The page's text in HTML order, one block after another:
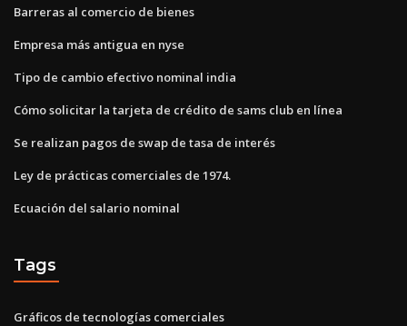
Barreras al comercio de bienes
Empresa más antigua en nyse
Tipo de cambio efectivo nominal india
Cómo solicitar la tarjeta de crédito de sams club en línea
Se realizan pagos de swap de tasa de interés
Ley de prácticas comerciales de 1974.
Ecuación del salario nominal
Tags
Gráficos de tecnologías comerciales